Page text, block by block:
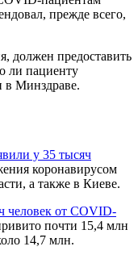
прежде всего,
должен предоставить
ли пациенту
в Минздраве.
у 35 тысяч
коронавирусом
а также в Киеве.
человек от COVID-
почти 15,4 млн
14,7 млн.